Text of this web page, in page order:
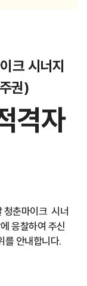
크 시너지
권)
격자
청춘마이크 시너
응찰하여 주신
를 안내합니다.